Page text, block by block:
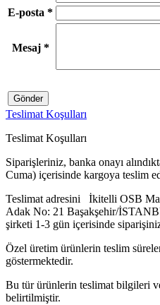
E-posta *
Mesaj*
Gönder
Teslimat Koşulları
Teslimat Koşulları
Siparişleriniz, banka onayı
Cuma) içerisinde kargoya teslim
Teslimat adresini İkitelli OSB
Adak No: 21 Başakşehir/
şirketi 1-3 gün içerisinde
Özel üretim ürünlerin teslim
göstermektedir.
Bu tür ürünlerin teslimat bilgileri
belirtilmiştir.